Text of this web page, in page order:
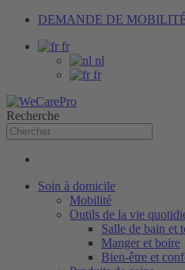
DEMANDE DE
fr
nl
fr
Recherche
Soin à domicile
Mobilité
Outils de la vie
Salle de bain et
Manger et boire
Bien-être et